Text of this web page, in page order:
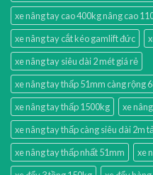
xe nâng tay cao 400kg nâng cao
xe nâng tay cắt kéo gamlift đức
xe nâng tay siêu dài 2 mét giá rẻ
xe nâng tay thấp 51mm càng rộng
xe nâng tay thấp 1500kg
xe
xe nâng tay thấp càng siêu dài 2m
xe nâng tay thấp nhất 51mm
xe